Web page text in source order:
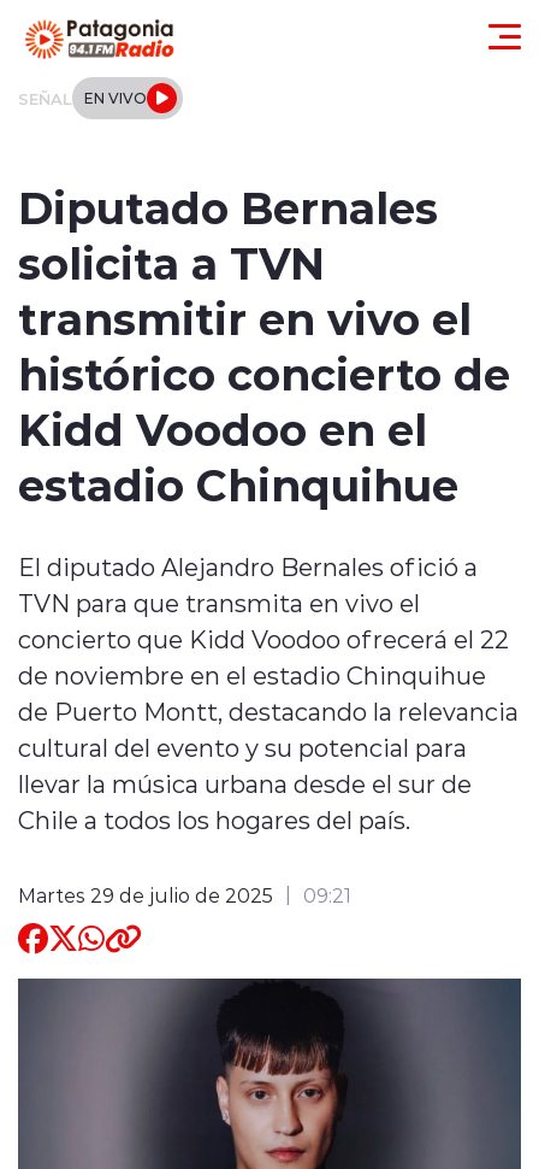
SEÑAL EN VIVO
Regionales
Tendencias
Internacional
Deportes
Quienes Somos
modo claro
Diputado Bernales
solicita a TVN
transmitir en vivo el
histórico concierto de
Kidd Voodoo en el
estadio Chinquihue
El diputado Alejandro Bernales ofició a
TVN para que transmita en vivo el
concierto que Kidd Voodoo ofrecerá el 22
de noviembre en el estadio Chinquihue
de Puerto Montt, destacando la relevancia
cultural del evento y su potencial para
llevar la música urbana desde el sur de
Chile a todos los hogares del país.
Martes 29 de julio de 2025 09:21